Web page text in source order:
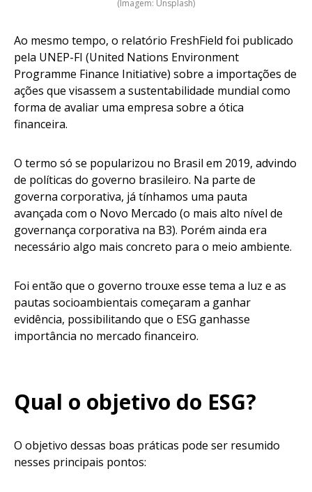
(Imagem: Unsplash)
Ao mesmo tempo, o relatório FreshField foi publicado
pela UNEP-FI (United Nations Environment
Programme Finance Initiative) sobre a importações de
ações que visassem a sustentabilidade mundial como
forma de avaliar uma empresa sobre a ótica
financeira.
O termo só se popularizou no Brasil em 2019, advindo
de políticas do governo brasileiro. Na parte de
governa corporativa, já tínhamos uma pauta
avançada com o Novo Mercado (o mais alto nível de
governança corporativa na B3). Porém ainda era
necessário algo mais concreto para o meio ambiente.
Foi então que o governo trouxe esse tema a luz e as
pautas socioambientais começaram a ganhar
evidência, possibilitando que o ESG ganhasse
importância no mercado financeiro.
Qual o objetivo do ESG?
O objetivo dessas boas práticas pode ser resumido
nesses principais pontos: